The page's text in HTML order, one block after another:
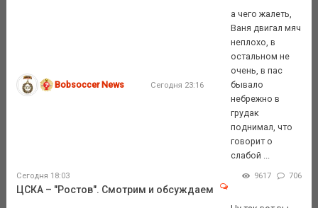
Bobsoccer News Сегодня 23:16
а чего жалеть,
Ваня двигал мяч
неплохо, в
остальном не
очень, в пас
бывало
небрежно в
грудак
поднимал, что
говорит о
слабой ...
Сегодня 18:03 9617 706
ЦСКА – "Ростов". Смотрим и обсуждаем